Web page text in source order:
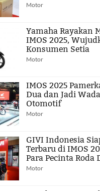
Motor
Yamaha Rayakan
IMOS 2025,
Konsumen Setia
Motor
IMOS 2025
Dua dan Jadi
Otomotif
Motor
GIVI Indonesia
Terbaru di IMOS
Para Pecinta Roda
Motor